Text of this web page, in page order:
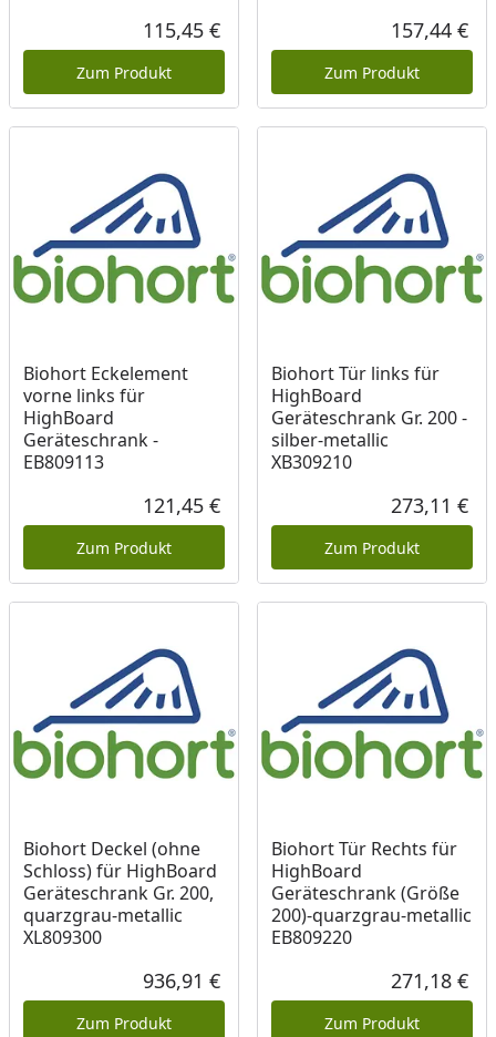
Aktueller Preis
115,45 €
Zum Produkt
157,44 €
Zum Produkt
Biohort Eckelement
vorne links für
HighBoard
Geräteschrank -
EB809113
Aktueller Preis
121,45 €
Zum Produkt
Biohort Tür links für
HighBoard
Geräteschrank Gr. 200 -
silber-metallic
XB309210
273,11 €
Zum Produkt
Biohort Deckel (ohne
Schloss) für HighBoard
Geräteschrank Gr. 200,
quarzgrau-metallic
XL809300
Aktueller Preis
936,91 €
Zum Produkt
Biohort Tür Rechts für
HighBoard
Geräteschrank (Größe
200)-quarzgrau-metallic
EB809220
271,18 €
Zum Produkt